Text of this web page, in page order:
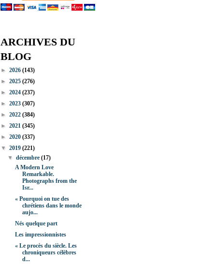
ARCHIVES DU
BLOG
► 2026 (143)
► 2025 (276)
► 2024 (237)
► 2023 (307)
► 2022 (384)
► 2021 (345)
► 2020 (337)
▼ 2019 (221)
▼décembre(17)
A Modern Love
Remarkable.
Photographs from the
Isr...
« Pourquoi on tue des
chrétiens dans le monde
aujo...
Nés quelque part
Les impressionnistes
« Le procès du siècle. Les
chroniqueurs célèbres
d...